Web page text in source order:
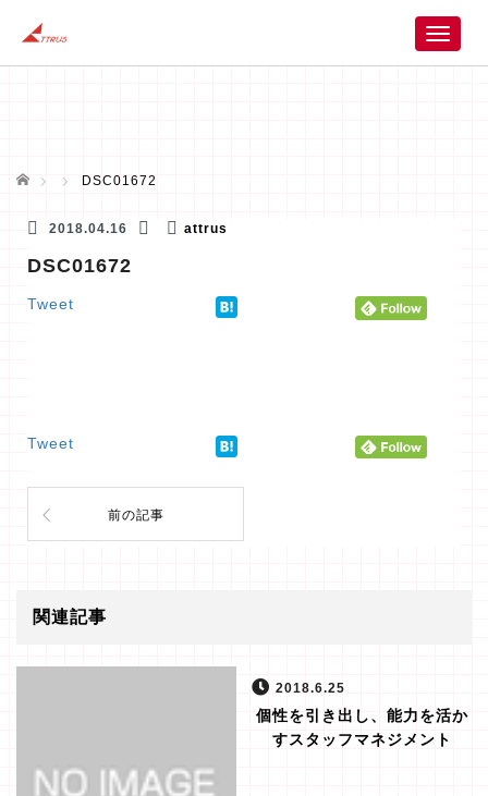
T
ホーム DSC01672
2018.04.16 attrus
DSC01672
Tweet
Tweet
前の記事
関連記事
2018.6.25
個性を引き出し、能力を活か
すスタッフマネジメント